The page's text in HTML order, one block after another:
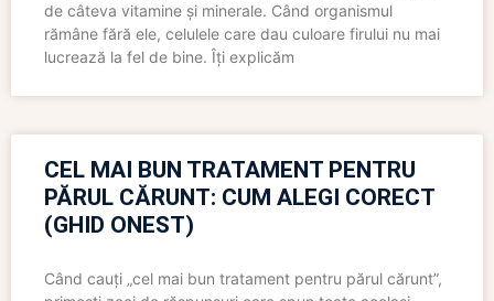
de câteva vitamine și minerale. Când organismul
rămâne fără ele, celulele care dau culoare firului nu mai
lucrează la fel de bine. Îți explicăm
CEL MAI BUN TRATAMENT PENTRU
PĂRUL CĂRUNT: CUM ALEGI CORECT
(GHID ONEST)
Când cauți „cel mai bun tratament pentru părul cărunt”,